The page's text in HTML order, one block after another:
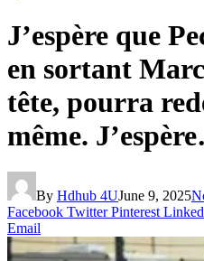
J’espère que
en sortant
tête, pourra
même.
By Hdhub 4UJune 9, 2025
Facebook Twitter Pinterest
Email